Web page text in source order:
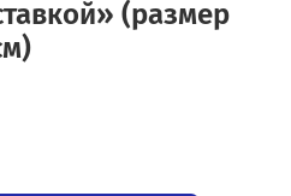
(размер